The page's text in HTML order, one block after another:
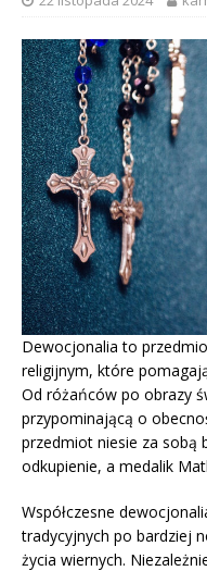
Dewocjonalia to
religijnym, które
Od różańców po obrazy
przypominającą o
przedmiot niesie za sobą
odkupienie, a medalik
Współczesne
tradycyjnych po bardziej
życia wiernych.